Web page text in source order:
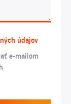
údajov
e-mailom